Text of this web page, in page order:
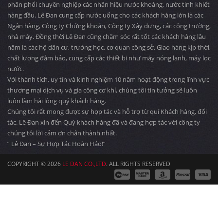
phân phối chuyên nghiệp các nhãn hiệu nước khoáng, nước tinh khiết
hàng đầu. Lê Đan cung cấp nước uống cho các khách hàng lớn là các
Ngân hàng, Công ty Chứng khoán, Công ty Xây dựng, các công trường,
nhà máy. Đồng thời Lê Đan cũng chăm sóc rất tốt các khách hàng lâu
năm là các hộ dân cư, trường học, cơ quan công sở. Giao hàng kịp thời,
chất lượng đảm bảo, cung cấp các thiết bị như máy nóng lạnh, máy lọc
nước.
Với thành tích, uy tín và kinh nghiệm 10 năm hoạt động trong lĩnh vực
thương mại dịch vụ và gia công cơ khí, chúng tôi tin tưởng sẽ luôn
luôn làm hài lòng quý khách hàng.
Chúng tôi rất mong được sự hợp tác và hỗ trợ từ quí Khách hàng, đối
tác. Lê Đan xin đến Quý khách hàng đã và đang hợp tác với công ty
chúng tôi lời cảm ơn chân thành nhất.
” Lê Đan – Sự Hợp Tác Hoàn Hảo!”
COPYRIGHT © 2026 LE DAN CO.,LTD. ALL RIGHTS RESERVED